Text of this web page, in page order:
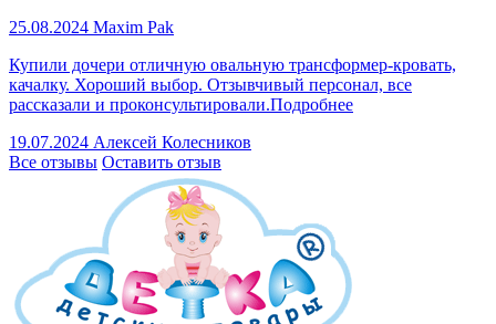
25.08.2024 Maxim Pak
Купили дочери отличную овальную трансформер-кровать,
качалку. Хороший выбор. Отзывчивый персонал, все
рассказали и проконсультировали.Подробнее
19.07.2024 Алексей Колесников
Все отзывы Оставить отзыв